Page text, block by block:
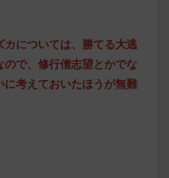
カについては、勝てる大逃
で、修行僧志望とかでな
考えておいたほうが無難